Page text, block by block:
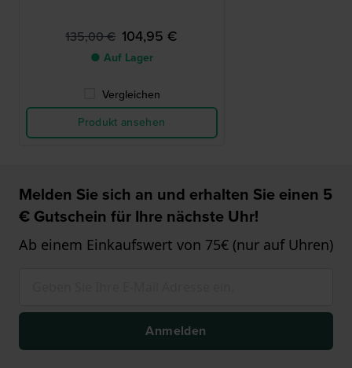
135,00 € 104,95 €
● Auf Lager
Vergleichen
Produkt ansehen
Melden Sie sich an und erhalten Sie einen 5
€ Gutschein für Ihre nächste Uhr!
Ab einem Einkaufswert von 75€ (nur auf Uhren)
Anmelden